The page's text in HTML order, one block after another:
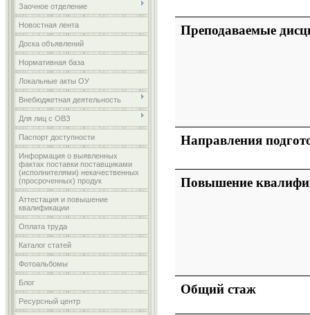
Заочное отделение
Новостная лента
Доска объявлений
Нормативная база
Локальные акты ОУ
Внебюджетная деятельность
Для лиц с ОВЗ
Паспорт доступности
Информация о выявленных
фактах поставки поставщиками
(исполнителями) некачественных
(просроченных) продук
Аттестация и повышение
квалификации
Оплата труда
Каталог статей
Фотоальбомы
Блог
Ресурсный центр
Преподаваемые
Направления
Повышение
Общий стаж